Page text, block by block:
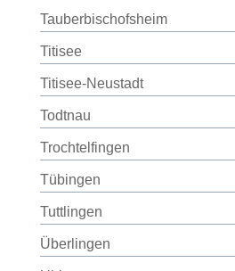
Tauberbischofsheim
Titisee
Titisee-Neustadt
Todtnau
Trochtelfingen
Tübingen
Tuttlingen
Überlingen